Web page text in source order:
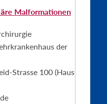
Malformationen
der
Strasse 100 (Haus